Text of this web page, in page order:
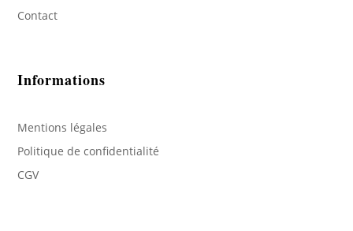
Contact
Informations
Mentions légales
Politique de confidentialité
CGV